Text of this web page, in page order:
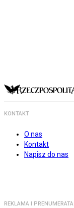
KONTAKT
O nas
Kontakt
Napisz do nas
REKLAMA I PRENUMERATA